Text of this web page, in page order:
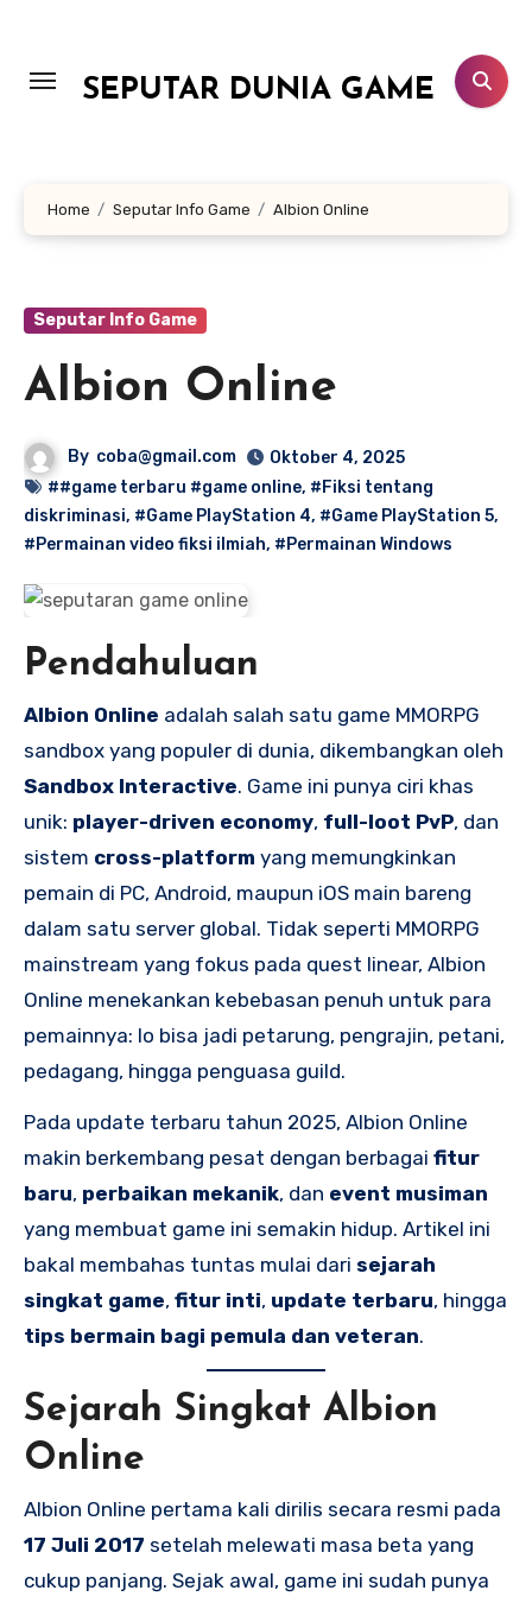
konten
SEPUTAR DUNIA GAME
Home Seputar Info Game Albion Online
Seputar Info Game
Albion Online
By coba@gmail.com
Oktober 4, 2025
##game terbaru #game online, #Fiksi tentang
diskriminasi, #Game PlayStation 4, #Game PlayStation 5,
#Permainan video fiksi ilmiah, #Permainan Windows
Pendahuluan
Albion Online adalah salah satu game MMORPG
sandbox yang populer di dunia, dikembangkan oleh
Sandbox Interactive. Game ini punya ciri khas
unik: player-driven economy, full-loot PvP, dan
sistem cross-platform yang memungkinkan
pemain di PC, Android, maupun iOS main bareng
dalam satu server global. Tidak seperti MMORPG
mainstream yang fokus pada quest linear, Albion
Online menekankan kebebasan penuh untuk para
pemainnya: lo bisa jadi petarung, pengrajin, petani,
pedagang, hingga penguasa guild.
Pada update terbaru tahun 2025, Albion Online
makin berkembang pesat dengan berbagai fitur
baru, perbaikan mekanik, dan event musiman
yang membuat game ini semakin hidup. Artikel ini
bakal membahas tuntas mulai dari sejarah
singkat game, fitur inti, update terbaru, hingga
tips bermain bagi pemula dan veteran.
Sejarah Singkat Albion
Online
Albion Online pertama kali dirilis secara resmi pada
17 Juli 2017 setelah melewati masa beta yang
cukup panjang. Sejak awal, game ini sudah punya